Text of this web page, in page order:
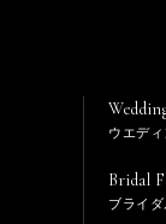
ウエデ
Bridal
ブライ